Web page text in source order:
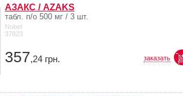
АЗАКС / AZAKS
табл. п/о 500 мг / 3 шт.
Nobel
37823
357,24 грн. заказать